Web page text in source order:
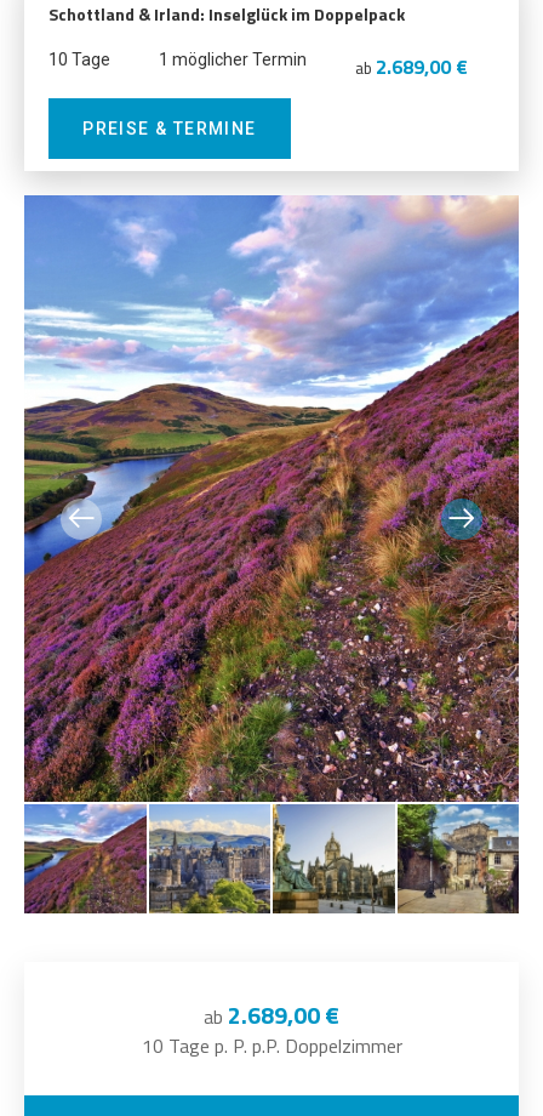
Schottland & Irland: Inselglück im Doppelpack
10 Tage 1 möglicher Termin ab 2.689,00 €
PREISE & TERMINE
ab 2.689,00 €
10 Tage p. P. p.P. Doppelzimmer